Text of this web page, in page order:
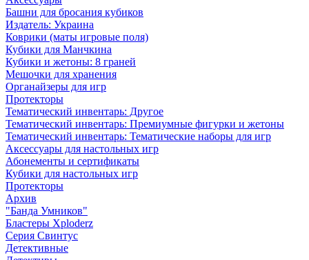
Башни для бросания кубиков
Издатель: Украина
Коврики (маты игровые поля)
Кубики для Манчкина
Кубики и жетоны: 8 граней
Мешочки для хранения
Органайзеры для игр
Протекторы
Тематический инвентарь: Другое
Тематический инвентарь: Премиумные фигурки и жетоны
Тематический инвентарь: Тематические наборы для игр
Аксессуары для настольных игр
Абонементы и сертификаты
Кубики для настольных игр
Протекторы
Архив
"Банда Умников"
Бластеры Xploderz
Cерия Свинтус
Детективные